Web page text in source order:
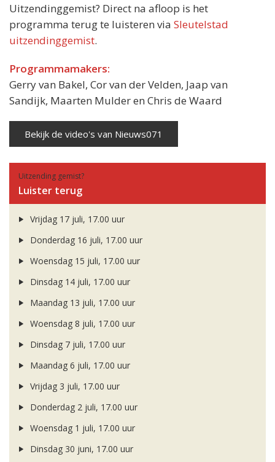
Uitzendinggemist? Direct na afloop is het
programma terug te luisteren via Sleutelstad
uitzendinggemist.
Programmamakers:
Gerry van Bakel, Cor van der Velden, Jaap van
Sandijk, Maarten Mulder en Chris de Waard
Bekijk de video's van Nieuws071
Uitzending gemist?
Luister terug
Vrijdag 17 juli, 17.00 uur
Donderdag 16 juli, 17.00 uur
Woensdag 15 juli, 17.00 uur
Dinsdag 14 juli, 17.00 uur
Maandag 13 juli, 17.00 uur
Woensdag 8 juli, 17.00 uur
Dinsdag 7 juli, 17.00 uur
Maandag 6 juli, 17.00 uur
Vrijdag 3 juli, 17.00 uur
Donderdag 2 juli, 17.00 uur
Woensdag 1 juli, 17.00 uur
Dinsdag 30 juni, 17.00 uur